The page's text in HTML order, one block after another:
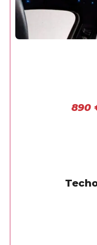
890